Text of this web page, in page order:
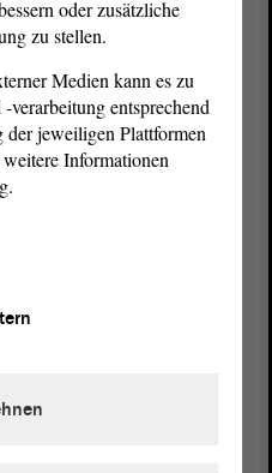
- Frau Hohmann,
für Bildung):
Ist das so üblich?
stellen?
Bildung):
oder zusätzliche
zu stellen.
Medien kann es zu
verarbeitung entsprechend
der jeweiligen Plattformen
Informationen